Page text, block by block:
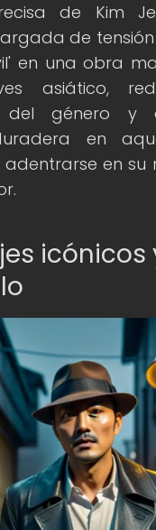
de Kim
de tensión
en una obra
asiático,
del género y
en
en su
icónicos